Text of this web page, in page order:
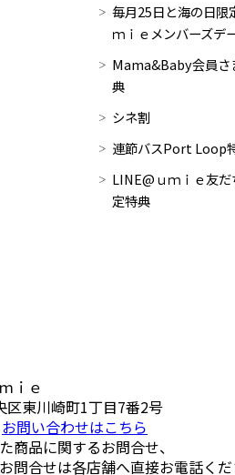
毎月25日と海の日限
ｍｉｅメンバーズデ
Mama&Baby会員さ
典
シネ割
連節バスPort Loop
LINE@ｕｍｉｅ友だ
定特典
ｉｅ
区東川崎町1丁目7番2号
お問い合わせはこちら
品に関するお問合せ、
問合せは各店舗へ直接お電話くだ